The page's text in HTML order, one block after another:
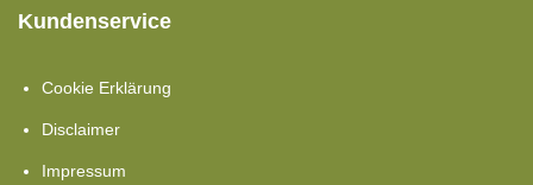
Kundenservice
Cookie Erklärung
Disclaimer
Impressum